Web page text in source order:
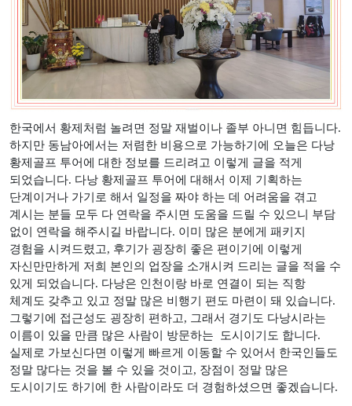
한국에서 황제처럼 놀려면 정말 재벌이나 졸부 아니면 힘듭니다.
하지만 동남아에서는 저렴한 비용으로 가능하기에 오늘은 다낭
황제골프 투어에 대한 정보를 드리려고 이렇게 글을 적게
되었습니다. 다낭 황제골프 투어에 대해서 이제 기획하는
단계이거나 가기로 해서 일정을 짜야 하는 데 어려움을 겪고
계시는 분들 모두 다 연락을 주시면 도움을 드릴 수 있으니 부담
없이 연락을 해주시길 바랍니다. 이미 많은 분에게 패키지
경험을 시켜드렸고, 후기가 굉장히 좋은 편이기에 이렇게
자신만만하게 저희 본인의 업장을 소개시켜 드리는 글을 적을 수
있게 되었습니다. 다낭은 인천이랑 바로 연결이 되는 직항
체계도 갖추고 있고 정말 많은 비행기 편도 마련이 돼 있습니다.
그렇기에 접근성도 굉장히 편하고, 그래서 경기도 다낭시라는
이름이 있을 만큼 많은 사람이 방문하는
도시이기도 합니다.
실제로 가보신다면 이렇게 빠르게 이동할 수 있어서 한국인들도
정말 많다는 것을 볼 수 있을 것이고, 장점이 정말 많은
도시이기도 하기에 한 사람이라도 더 경험하셨으면 좋겠습니다.